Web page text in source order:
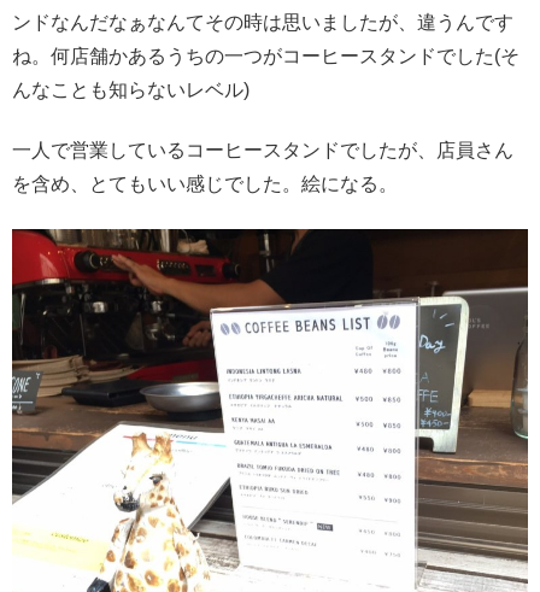
ンドなんだなぁなんてその時は思いましたが、違うんです
ね。何店舗かあるうちの一つがコーヒースタンドでした(そ
んなことも知らないレベル)
一人で営業しているコーヒースタンドでしたが、店員さん
を含め、とてもいい感じでした。絵になる。